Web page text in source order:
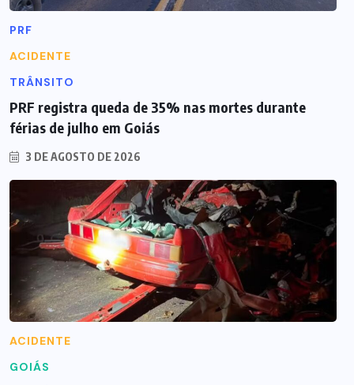
PRF
ACIDENTE
TRÂNSITO
PRF registra queda de 35% nas mortes durante
férias de julho em Goiás
3 DE AGOSTO DE 2026
ACIDENTE
GOIÁS